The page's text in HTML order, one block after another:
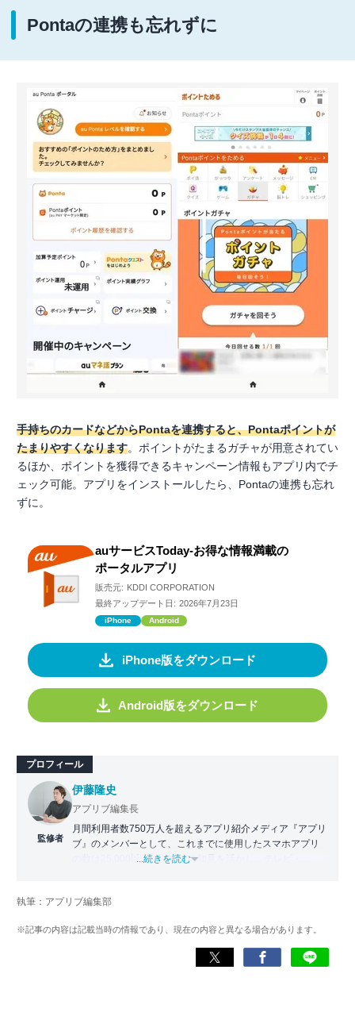
Pontaの連携も忘れずに
手持ちのカードなどからPontaを連携すると、Pontaポイントが
たまりやすくなります。ポイントがたまるガチャが用意されてい
るほか、ポイントを獲得できるキャンペーン情報もアプリ内でチ
ェック可能。アプリをインストールしたら、Pontaの連携も忘れ
ずに。
auサービスToday-お得な情報満載の
ポータルアプリ
販売元: KDDI CORPORATION
最終アップデート日: 2026年7月23日
iPhone Android
iPhone版をダウンロード
Android版をダウンロード
プロフィール
監修者
伊藤隆史
アプリブ編集長
月間利用者数750万人を超えるアプリ紹介メディア『アプリ
ブ』のメンバーとして、これまでに使用したスマホアプリ
の数は25,000以上。アプリの知見を活かし、テレビ・
化アプリの紹介）、TBS『サタプラ』（スマホライフが変
スマホアプリ）他
...続きを読む
執筆：アプリブ編集部
※記事の内容は記載当時の情報であり、現在の内容と異なる場合があります。